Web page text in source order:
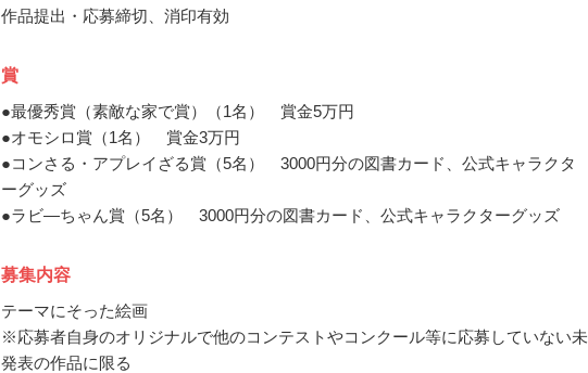
作品提出・応募締切、消印有効
賞
●最優秀賞（素敵な家で賞）（1名） 賞金5万円
●オモシロ賞（1名） 賞金3万円
●コンさる・アプレイざる賞（5名） 3000円分の図書カード、公式キャラクタ
ーグッズ
●ラビ―ちゃん賞（5名） 3000円分の図書カード、公式キャラクターグッズ
募集内容
テーマにそった絵画
※応募者自身のオリジナルで他のコンテストやコンクール等に応募していない未
発表の作品に限る